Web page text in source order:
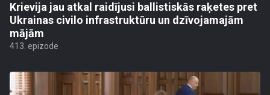
Krievija jau atkal raidījusi ballistiskās raķetes pret
Ukrainas civilo infrastruktūru un dzīvojamajām
mājām
413. epizode